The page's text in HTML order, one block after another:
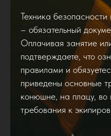
Техника
– обязательный
Оплачивая занятие
подтверждаете, что
правилами и
приведены основные
конюшне, на плацу, во
требования к